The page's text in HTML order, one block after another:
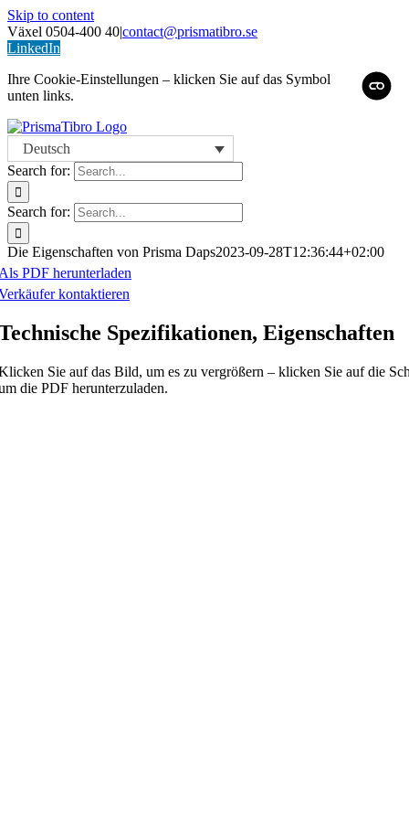
Skip to content
Växel 0504-400 40|contact@prismatibro.se
LinkedIn
Ihre Cookie-Einstellungen – klicken Sie auf das Symbol
unten links.
Deutsch
Search for:
Search for:
Die Eigenschaften von Prisma Daps2023-09-28T12:36:44+02:00
PDF herunterladen
kontaktieren
Spezifikationen, Eigenschaften
Sie auf das Bild, um es zu vergrößern – klicken Sie auf die
die PDF herunterzuladen.